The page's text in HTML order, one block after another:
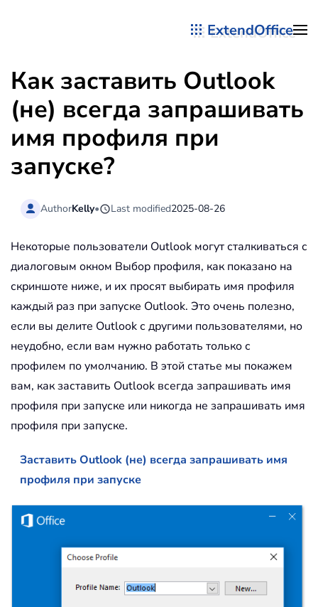
ExtendOffice
Как заставить Outlook
(не) всегда запрашивать
имя профиля при
запуске?
AuthorKelly• Last modified2025-08-26
Некоторые пользователи Outlook могут сталкиваться с
диалоговым окном Выбор профиля, как показано на
скриншоте ниже, и их просят выбирать имя профиля
каждый раз при запуске Outlook. Это очень полезно,
если вы делите Outlook с другими пользователями, но
неудобно, если вам нужно работать только с
профилем по умолчанию. В этой статье мы покажем
вам, как заставить Outlook всегда запрашивать имя
профиля при запуске или никогда не запрашивать имя
профиля при запуске.
Заставить Outlook (не) всегда запрашивать имя
профиля при запуске